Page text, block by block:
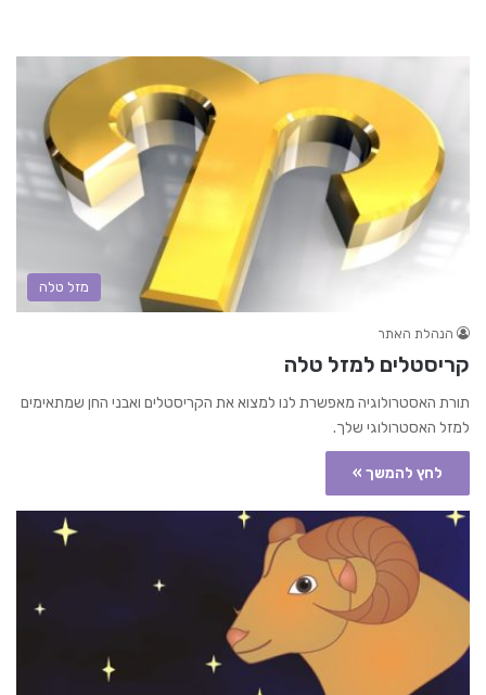
מזל טלה
הנהלת האתר
קריסטלים למזל טלה
תורת האסטרולוגיה מאפשרת לנו למצוא את הקריסטלים ואבני החן שמתאימים
למזל האסטרולוגי שלך.
לחץ להמשך »